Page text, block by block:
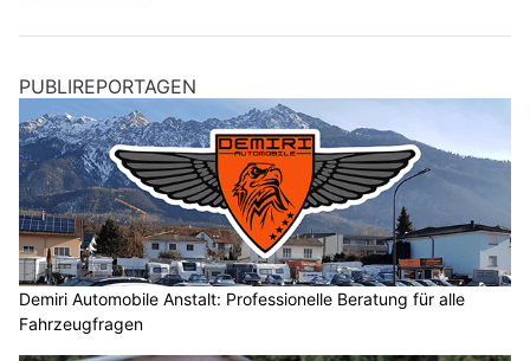
PUBLIREPORTAGEN
Demiri Automobile Anstalt: Professionelle Beratung für alle
Fahrzeugfragen